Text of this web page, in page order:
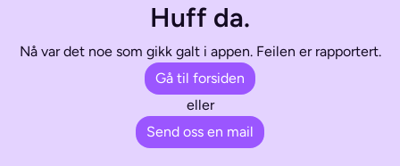
Huff da.
Nå var det noe som gikk galt i appen. Feilen er rapportert.
Gå til forsiden
eller
Send oss en mail